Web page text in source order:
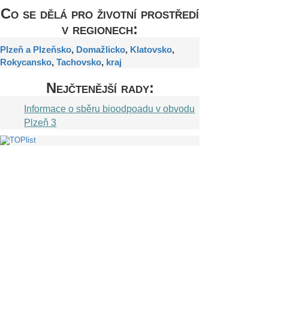
Co se dělá pro životní prostředí
v regionech:
Plzeň a Plzeňsko, Domažlicko, Klatovsko,
Rokycansko,Tachovsko, kraj
Nejčtenější rady:
Informace o sběru bioodpoadu v obvodu
Plzeň 3